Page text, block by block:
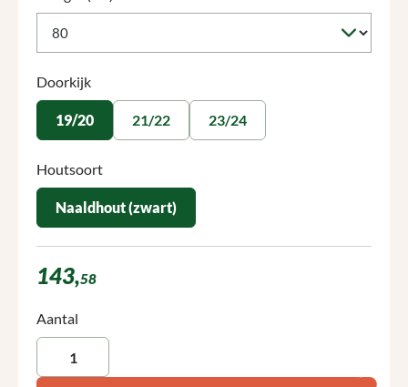
Selecteer
Doorkijk
19/20 21/22 23/24
Selecteer
Houtsoort
Naaldhout (zwart)
143,58
Producthoeveelheid: Voer de gewenste hoeveelheid in of
Aantal